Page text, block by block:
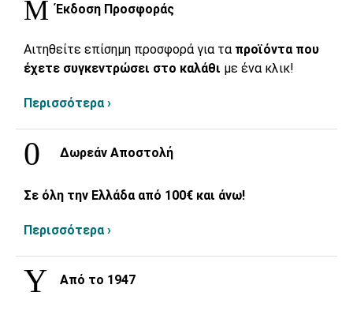
Έκδοση Προσφοράς
Αιτηθείτε επίσημη προσφορά για τα προϊόντα που
έχετε συγκεντρώσει στο καλάθι με ένα κλικ!
Περισσότερα ›
Δωρεάν Αποστολή
Σε όλη την Ελλάδα από 100€ και άνω!
Περισσότερα ›
Από το 1947